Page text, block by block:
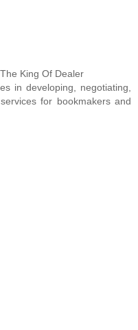
King Of Dealer
in developing, negotiating,
for bookmakers and